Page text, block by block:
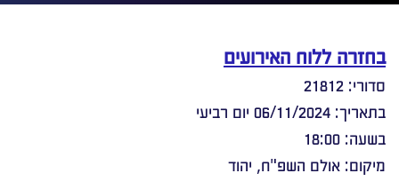
בחזרה ללוח האירועים
סדורי: 21812
בתאריך: 06/11/2024 יום רביעי
בשעה: 18:00
מיקום: אולם השפ"ח, יהוד